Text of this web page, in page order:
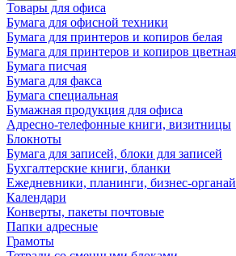
Товары для офиса
Бумага для офисной техники
Бумага для принтеров и копиров белая
Бумага для принтеров и копиров цветная
Бумага писчая
Бумага для факса
Бумага специальная
Бумажная продукция для офиса
Адресно-телефонные книги, визитницы
Блокноты
Бумага для записей, блоки для записей
Бухгалтерские книги, бланки
Ежедневники, планинги, бизнес-
Календари
Конверты, пакеты почтовые
Папки адресные
Грамоты